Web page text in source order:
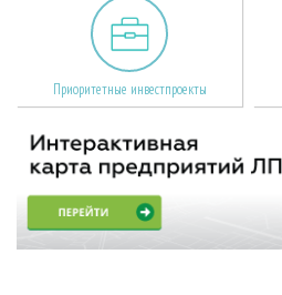
Приоритетные инвестпроекты